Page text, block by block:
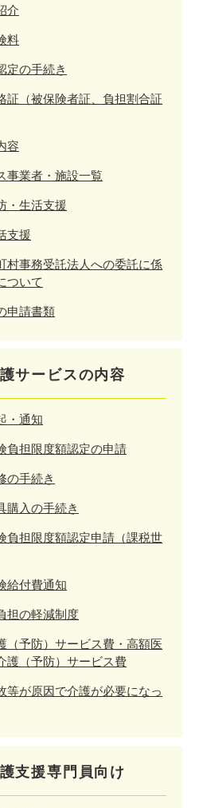
介
料
定の手続き
証（被保険者証、負担割合証
容
事業者・施設一覧
・生活支援
支援
村事務受託法人への委託に係
ついて
申請書類
サービスの内容
・通知
負担限度額認定の申請
の手続き
購入の手続き
負担限度額認定申請（課税世
給付費通知
担の軽減制度
（予防）サービス費・高額医
護（予防）サービス費
等が原因で介護が必要になっ
支援専門員向け